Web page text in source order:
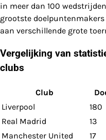
in meer dan 100
grootste
aan verschillende grote
Vergelijking van
clubs
Club
Liverpool
180
Real Madrid
13
Manchester United
17